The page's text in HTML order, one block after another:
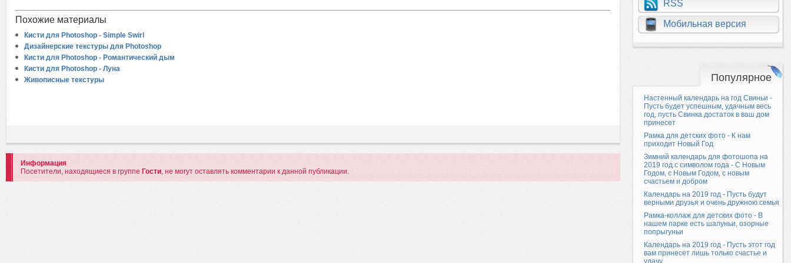
Похожие материалы
Кисти для Photoshop - Simple Swirl
Дизайнерские текстуры для Photoshop
Кисти для Photoshop - Романтический дым
Кисти для Photoshop - Луна
Живописные текстуры
Информация
Посетители, находящиеся в группе Гости, не могут оставлять комментарии к данной публикации.
RSS
Мобильная версия
Популярное
Настенный календарь на год Свиньи -
Пусть будет успешным, удачным весь
год, пусть Свинка достаток в ваш дом
принесет
Рамка для детских фото - К нам
приходит Новый Год
Зимний календарь для фотошопа на
2019 год с символом года - С Новым
Годом, с Новым Годом, с новым
счастьем и добром
Календарь на 2019 год - Пусть будут
верными друзья и очень дружною семья
Рамка-коллаж для детских фото - В
нашем парке есть шалуньи, озорные
попрыгуньи
Календарь на 2019 год - Пусть этот год
вам принесет лишь только счастье и
удачу